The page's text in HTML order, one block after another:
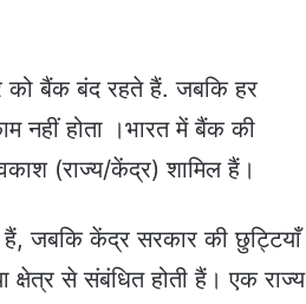
को बैंक बंद रहते हैं. जबकि हर
नहीं होता ।भारत में बैंक की
(राज्य/केंद्र) शामिल हैं।
जबकि केंद्र सरकार की छुट्टियाँ
क्षेत्र से संबंधित होती हैं। एक राज्य